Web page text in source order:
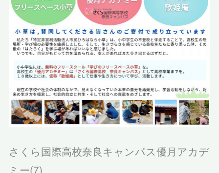
さくら国際高校奈良キャンパス優月アカデ
ミー(7)